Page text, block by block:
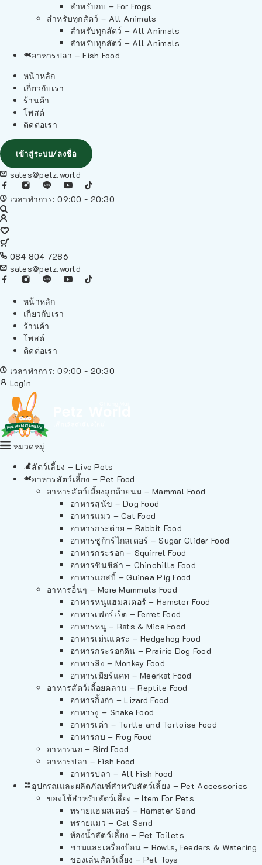
สำหรับกบ – For Frogs
สำหรับทุกสัตว์ – All Animals
สำหรับทุกสัตว์ – All Animals
สำหรับทุกสัตว์ – All Animals
อาหารปลา – Fish Food
หน้าหลัก
เกี่ยวกับเรา
ร้านค้า
โพสต์
ติดต่อเรา
เข้าสู่ระบบ/ลงชื่อ
sales@petz.world
เวลาทำการ: 09:00 - 20:30
084 804 7286
sales@petz.world
หน้าหลัก
เกี่ยวกับเรา
ร้านค้า
โพสต์
ติดต่อเรา
เวลาทำการ: 09:00 - 20:30
Login
หมวดหมู่
สัตว์เลี้ยง – Live Pets
อาหารสัตว์เลี้ยง – Pet Food
อาหารสัตว์เลี้ยงลูกด้วยนม – Mammal Food
อาหารสุนัข – Dog Food
อาหารแมว – Cat Food
อาหารกระต่าย – Rabbit Food
อาหารชูก้าร์ไกลเดอร์ – Sugar Glider Food
อาหารกระรอก – Squirrel Food
อาหารชินชิล่า – Chinchilla Food
อาหารแกสบี้ – Guinea Pig Food
อาหารอื่นๆ – More Mammals Food
อาหารหนูแฮมสเตอร์ – Hamster Food
อาหารเฟอร์เร็ต – Ferret Food
อาหารหนู – Rats & Mice Food
อาหารเม่นแคระ – Hedgehog Food
อาหารกระรอกดิน – Prairie Dog Food
อาหารลิง – Monkey Food
อาหารเมียร์แคท – Meerkat Food
อาหารสัตว์เลี้อยคลาน – Reptile Food
อาหารกิ้งก่า – Lizard Food
อาหารงู – Snake Food
อาหารเต่า – Turtle and Tortoise Food
อาหารกบ – Frog Food
อาหารนก – Bird Food
อาหารปลา – Fish Food
อาหารปลา – All Fish Food
อุปกรณและผลิตภัณฑ์สำหรับสัตว์เลี้ยง – Pet Accessories
ของใช้สำหรับสัตว์เลี้ยง – Item For Pets
ทรายแฮมสเตอร์ – Hamster Sand
ทรายแมว – Cat Sand
ห้องน้ำสัตว์เลี้ยง – Pet Toilets
ชามและเครื่องป้อน – Bowls, Feeders & Watering
ของเล่นสัตว์เลี้ยง – Pet Toys